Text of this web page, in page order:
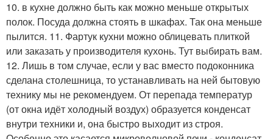
10. в кухне должно быть как можно меньше открытых
полок. Посуда должна стоять в шкафах. Так она меньше
пылится. 11. Фартук кухни можно облицевать плиткой
или заказать у производителя кухонь. Тут выбирать вам.
12. Лишь в том случае, если у вас вместо подоконника
сделана столешница, то устанавливать на ней бытовую
технику мы не рекомендуем. От перепада температур
(от окна идёт холодный воздух) образуется конденсат
внутри техники и, она быстро выходит из строя.